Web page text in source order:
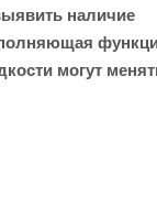
наличие
могут